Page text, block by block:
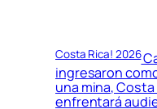
Costa Rica! 2026
ingresaron
una mina, Costa
enfrentará